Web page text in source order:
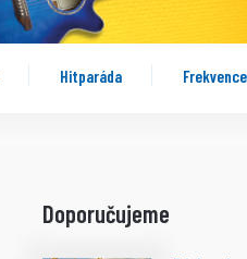
Hitparáda Frekvence
Doporučujeme